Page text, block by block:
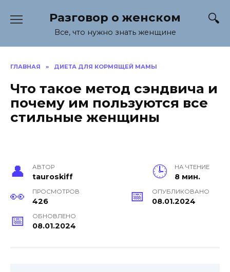
содержанию
Разговор о женском
Все, что нужно знать женщине
ГЛАВНАЯ » ДИЕТА ДЛЯ КОРМЯЩЕЙ МАМЫ
Что такое метод сэндвича и
почему им пользуются все
стильные женщины
АВТОР
tauroskiff
НА ЧТЕНИЕ
8 мин.
ПРОСМОТРОВ
426
ОПУБЛИКОВАНО
08.01.2024
ОБНОВЛЕНО
08.01.2024